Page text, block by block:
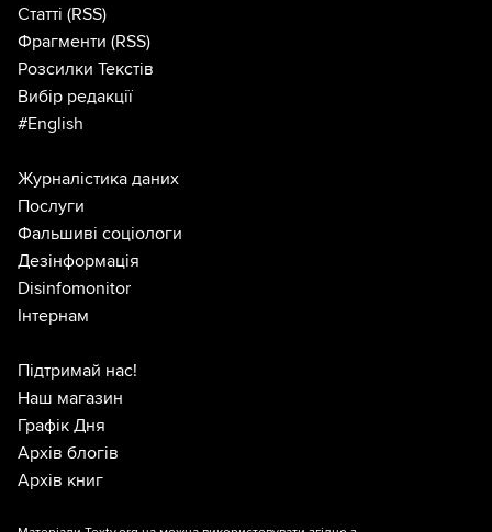
Статті (RSS)
Фрагменти (RSS)
Розсилки Текстів
Вибір редакції
#English
Журналістика даних
Послуги
Фальшиві соціологи
Дезінформація
Disinfomonitor
Інтернам
Підтримай нас!
Наш магазин
Графік Дня
Архів блогів
Архів книг